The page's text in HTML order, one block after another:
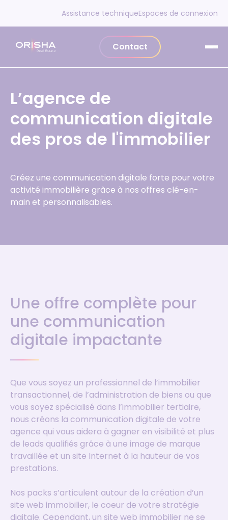
Assistance techniqueEspaces de connexion
Contact
L’agence de
communication digitale
des pros de l'immobilier
Créez une communication digitale forte pour votre
activité immobilière grâce à nos offres clé-en-
main et personnalisables.
Une offre complète pour
une communication
digitale impactante
Que vous soyez un professionnel de l’immobilier
transactionnel, de l’administration de biens ou que
vous soyez spécialisé dans l’immobilier tertiaire,
nous créons la communication digitale de votre
agence qui vous aidera à gagner en visibilité et plus
de leads qualifiés grâce à une image de marque
travaillée et un site Internet à la hauteur de vos
prestations.
Nos packs s’articulent autour de la création d’un
site web immobilier, le coeur de votre stratégie
digitale. Cependant, un site web immobilier ne se